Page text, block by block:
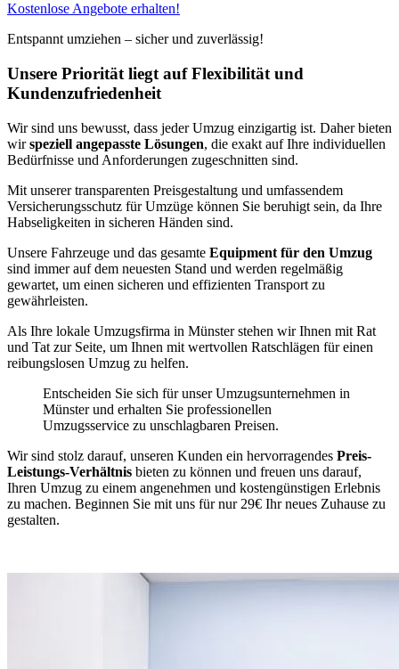
Kostenlose Angebote erhalten!
Entspannt umziehen – sicher und zuverlässig!
Unsere Priorität liegt auf Flexibilität und
Kundenzufriedenheit
Wir sind uns bewusst, dass jeder Umzug einzigartig ist. Daher bieten
wirspeziell angepasste Lösungen, die exakt auf Ihre individuellen
Bedürfnisse und Anforderungen zugeschnitten sind.
Mit unserer transparenten Preisgestaltung und umfassendem
Versicherungsschutz für Umzüge können Sie beruhigt sein, da Ihre
Habseligkeiten in sicheren Händen sind.
Unsere Fahrzeuge und das gesamte Equipment für den Umzug
sind immer auf dem neuesten Stand und werden regelmäßig
gewartet, um einen sicheren und effizienten Transport zu
gewährleisten.
Als Ihre lokale Umzugsfirma in Münster stehen wir Ihnen mit Rat
und Tat zur Seite, um Ihnen mit wertvollen Ratschlägen für einen
reibungslosen Umzug zu helfen.
Entscheiden Sie sich für unser Umzugsunternehmen in
Münster und erhalten Sie professionellen
Umzugsservice zu unschlagbaren Preisen.
Wir sind stolz darauf, unseren Kunden ein hervorragendes Preis-
Leistungs-Verhältnis bieten zu können und freuen uns darauf,
Ihren Umzug zu einem angenehmen und kostengünstigen Erlebnis
zu machen. Beginnen Sie mit uns für nur 29€ Ihr neues Zuhause zu
gestalten.